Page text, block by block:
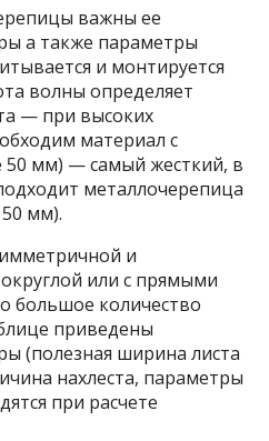
важны ее
а также параметры
и монтируется
волны определяет
— при высоких
материал с
50 мм) — самый жесткий, в
металлочерепица
мм).
и
или с прямыми
большое количество
приведены
(полезная ширина листа
нахлеста, параметры
при расчете